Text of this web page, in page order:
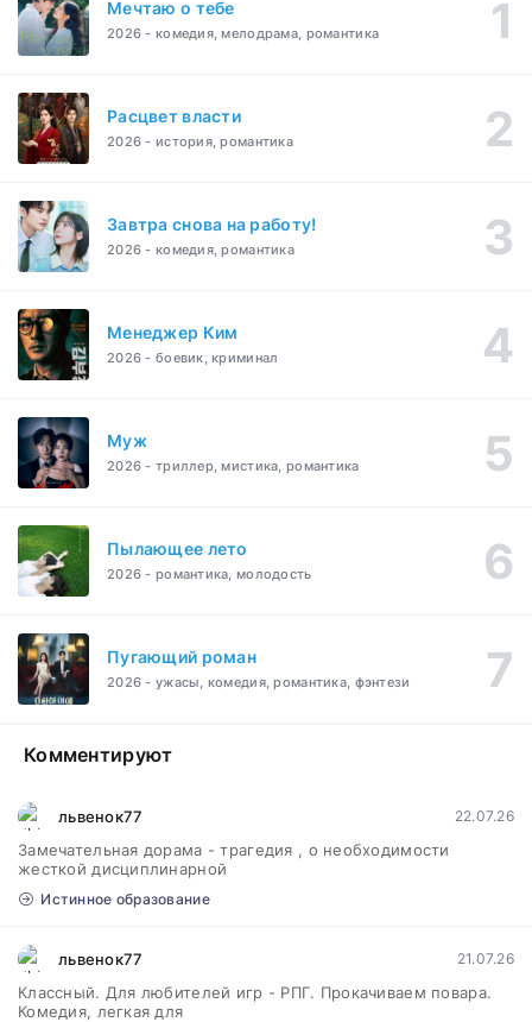
Мечтаю о тебе
2026 - комедия, мелодрама, романтика
Расцвет власти
2026 - история, романтика
Завтра снова на работу!
2026 - комедия, романтика
Менеджер Ким
2026 - боевик, криминал
Муж
2026 - триллер, мистика, романтика
Пылающее лето
2026 - романтика, молодость
Пугающий роман
2026 - ужасы, комедия, романтика, фэнтези
Комментируют
львенок77 22.07.26
Замечательная дорама - трагедия , о необходимости
жесткой дисциплинарной
Истинное образование
львенок77 21.07.26
Классный. Для любителей игр - РПГ. Прокачиваем повара.
Комедия, легкая для